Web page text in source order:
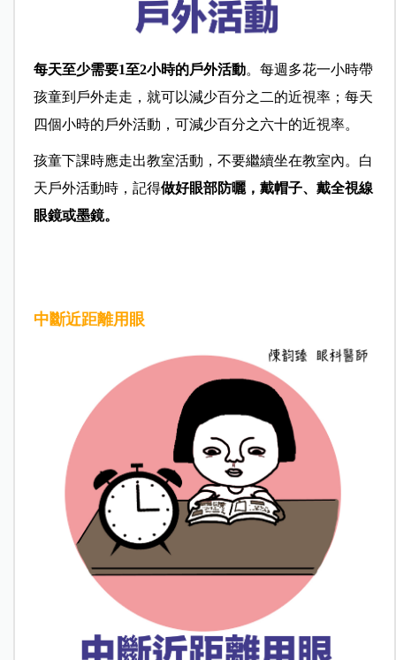
每天至少需要1至2小時的戶外活動。每週多花一小時帶
孩童到戶外走走，就可以減少百分之二的近視率；每天
四個小時的戶外活動，可減少百分之六十的近視率。
孩童下課時應走出教室活動，不要繼續坐在教室內。白
天戶外活動時，記得做好眼部防曬，戴帽子、 戴全視線
眼鏡或墨鏡。
中斷近距離用眼